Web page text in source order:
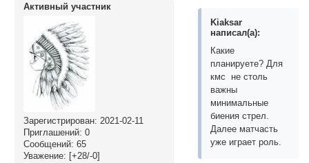
Активный участник
Зарегистрирован: 2021-02-11
Приглашений: 0
Сообщений: 65
Уважение: [+28/-0]
Kiaksar
написал(а):
Какие
планируете? Для
кмс не столь
важны
минимальные
биения стрел.
Далее матчасть
уже играет роль.